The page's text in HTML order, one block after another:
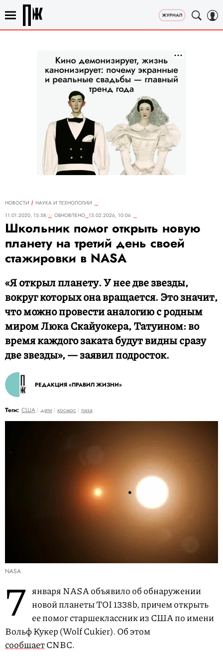
НОВОСТИ
НАУКА И ТЕХНОЛОГИИ
11.01.2020, 15:58
ОБНОВЛЕНО 15.02.2026, 10:06
Школьник помог открыть новую
планету на третий день своей
стажировки в NASA
«Я открыл планету. У нее две звезды,
вокруг которых она вращается. Это значит,
что можно провести аналогию с родным
миром Люка Скайуокера, Татуином: во
время каждого заката будут видны сразу
две звезды», — заявил подросток.
РЕДАКЦИЯ «ПРАВИЛ ЖИЗНИ»
Теги: США дети космос nasa
NASA
7 января NASA объявило об обнаружении
новой планеты TOI 1338b, причем открыть
ее помог старшеклассник из США по имени
Вольф Кукер (Wolf Cukier). Об этом
сообщаетCNBC.